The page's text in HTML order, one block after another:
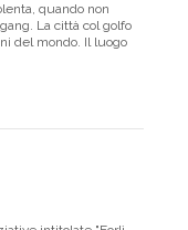
quando non
La città col golfo
del mondo. Il luogo